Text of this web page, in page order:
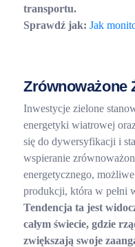
transportu.
Sprawdź jak: Jak
Zrównoważone
Inwestycje zielone
energetyki wiatrowej
się do dywersyfikacji i
wspieranie
energetycznego,
produkcji, która w pełni
Tendencja ta jest
całym świecie, gdzie
zwiększają swoje